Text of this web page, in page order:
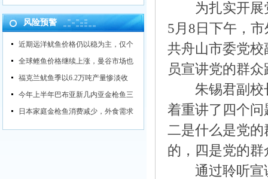
风险预警
近期远洋鱿鱼价格仍以稳为主，仅个
全球鲣鱼价格继续上涨，曼谷市场也
福克兰鱿鱼季以6.2万吨产量惨淡收
今年上半年巴布亚新几内亚金枪鱼三
日本家庭金枪鱼消费减少，外食需求
为扎实开展党
5月8日下午，
共舟山市委党
员宣讲党的群
朱锡君副校长
着重讲了四个
二是什么是党
的，四是党的
通过聆听宣讲